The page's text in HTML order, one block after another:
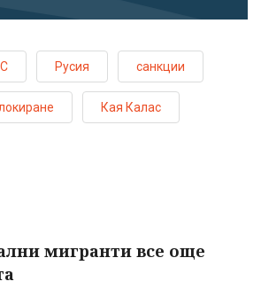
Русия санкции
Кая Калас
мигранти все още